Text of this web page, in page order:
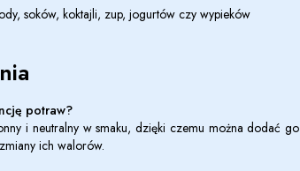
soków, koktajli, zup, jogurtów czy wypieków
potraw?
i neutralny w smaku, dzięki czemu można dodać go
ich walorów.